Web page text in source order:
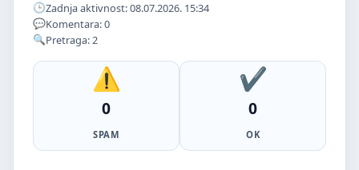
Zadnja aktivnost: 08.07.2026. 15:34
Komentara: 0
Pretraga: 2
0
SPAM
0
OK